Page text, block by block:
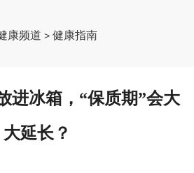
康频道 >健康指南
进冰箱，“保质期”会大
大延长？